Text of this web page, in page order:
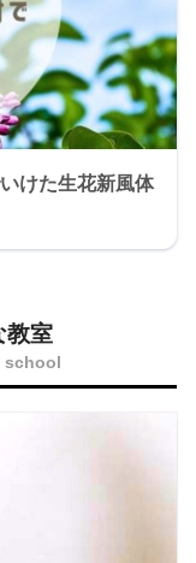
けた生花新風体
教室
school